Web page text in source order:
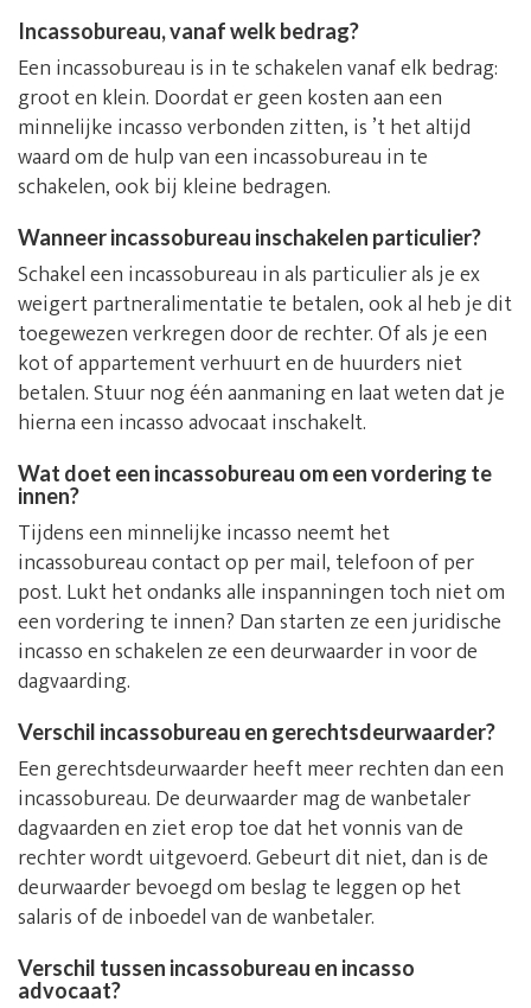
Incassobureau, vanaf welk bedrag?
Een incassobureau is in te schakelen vanaf elk bedrag:
groot en klein. Doordat er geen kosten aan een
minnelijke incasso verbonden zitten, is ’t het altijd
waard om de hulp van een incassobureau in te
schakelen, ook bij kleine bedragen.
Wanneer incassobureau inschakelen particulier?
Schakel een incassobureau in als particulier als je ex
weigert partneralimentatie te betalen, ook al heb je dit
toegewezen verkregen door de rechter. Of als je een
kot of appartement verhuurt en de huurders niet
betalen. Stuur nog één aanmaning en laat weten dat je
hierna een incasso advocaat inschakelt.
Wat doet een incassobureau om een vordering te
innen?
Tijdens een minnelijke incasso neemt het
incassobureau contact op per mail, telefoon of per
post. Lukt het ondanks alle inspanningen toch niet om
een vordering te innen? Dan starten ze een juridische
incasso en schakelen ze een deurwaarder in voor de
dagvaarding.
Verschil incassobureau en gerechtsdeurwaarder?
Een gerechtsdeurwaarder heeft meer rechten dan een
incassobureau. De deurwaarder mag de wanbetaler
dagvaarden en ziet erop toe dat het vonnis van de
rechter wordt uitgevoerd. Gebeurt dit niet, dan is de
deurwaarder bevoegd om beslag te leggen op het
salaris of de inboedel van de wanbetaler.
Verschil tussen incassobureau en incasso
advocaat?